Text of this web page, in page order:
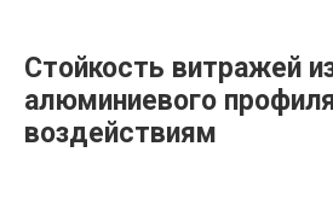
Стойкость витражей
алюминиевого
воздействиям